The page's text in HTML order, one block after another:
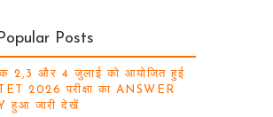
Posts
2,3 और 4 जुलाई को आयोजित हुई
2026 परीक्षा का ANSWER
हुआ जारी देखें